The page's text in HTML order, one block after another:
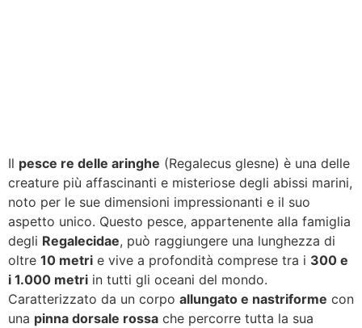
Il pesce re delle aringhe (Regalecus glesne) è una delle
creature più affascinanti e misteriose degli abissi marini,
noto per le sue dimensioni impressionanti e il suo
aspetto unico. Questo pesce, appartenente alla famiglia
degli Regalecidae, può raggiungere una lunghezza di
oltre 10 metri e vive a profondità comprese tra i 300 e
i 1.000 metri in tutti gli oceani del mondo.
Caratterizzato da un corpo allungato e nastriforme con
una pinna dorsale rossa che percorre tutta la sua